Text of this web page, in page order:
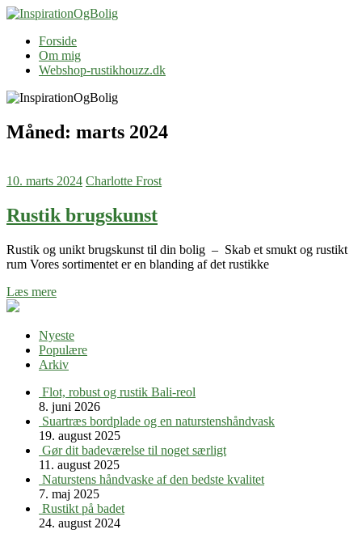
Skip
content
InspirationOgBolig
Blog
Forside
Om mig
Webshop-rustikhouzz.dk
Måned: marts 2024
10. marts 2024 Charlotte Frost
Rustik brugskunst
Rustik og unikt brugskunst til din bolig – Skab et smukt og rustikt
rum Vores sortimentet er en blanding af det rustikke
Læs mere
Nyeste
Populære
Arkiv
Flot, robust og rustik Bali-reol
8. juni 2026
Suartræs bordplade og en naturstenshåndvask
19. august 2025
Gør dit badeværelse til noget særligt
11. august 2025
Naturstens håndvaske af den bedste kvalitet
7. maj 2025
Rustikt på badet
24. august 2024